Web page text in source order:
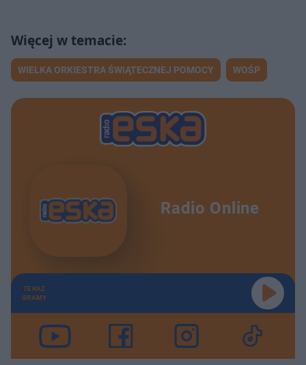
WIELKA ORKIESTRA ŚWIĄTECZNEJ POMOCY WOŚP
Radio Online
TERAZ
GRAMY